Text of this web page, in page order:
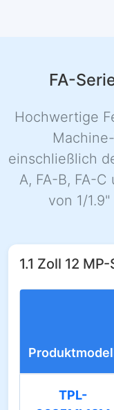
FA-
Hochwertige
einschließlich
A, FA-B, FA-
von 1/
1.1 Zoll 12
TPL-